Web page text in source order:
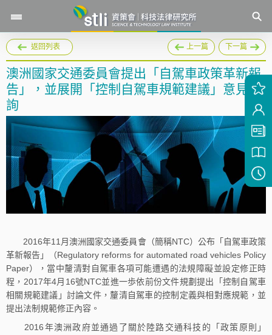
返回列表 上一篇 下一篇
澳洲國家交通委員會提出「自駕車政策革新報
告」，並展開「控制自駕車規範建議」意見徵
詢
2016年11月澳洲國家交通委員會（簡稱NTC）公布「自駕車政策
革新報告」（Regulatory reforms for automated road vehicles Policy
Paper），當中釐清對自駕車各項可能遭遇的法規障礙並設定修正時
程，2017年4月16號NTC並進一歩依前份文件規劃提出「控制自駕車
相關規範建議」討論文件，釐清自駕車的控制定義與相對應規範，並
提出法制規範修正內容。
2016年澳洲政府並通過了關於陸路交通科技的「政策原則」